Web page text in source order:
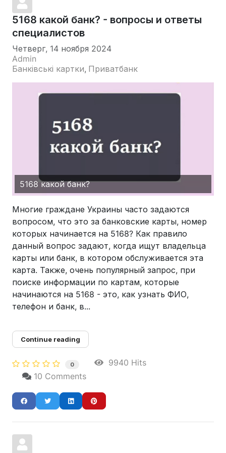
5168 какой банк? - вопросы и ответы
специалистов
Четверг, 14 ноября 2024
Admin
Банківські картки Приватбанк
5168 какой банк?
Многие граждане Украины часто задаются
вопросом, что это за банковские карты, номер
которых начинается на 5168? Как правило
данный вопрос задают, когда ищут владельца
карты или банк, в котором обслуживается эта
карта. Также, очень популярный запрос, при
поиске информации по картам, которые
начинаются на 5168 - это, как узнать ФИО,
телефон и банк, в...
Continue reading
0
9940 Hits
10 Comments